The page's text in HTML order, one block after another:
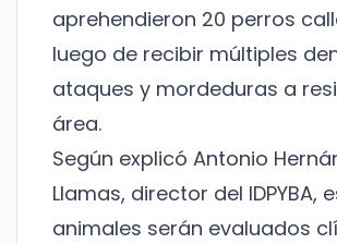
aprehendieron 20 perros
luego de recibir múltiples
ataques y mordeduras a
área.
Según explicó Antonio
Llamas, director del IDPYBA,
animales serán evaluados